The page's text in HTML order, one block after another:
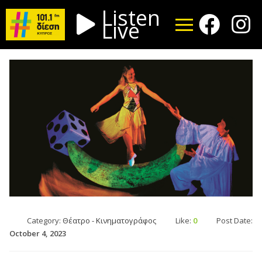
Listen
Live
Category: Θέατρο - Κινηματογράφος Like: 0
Post Date:
October 4, 2023